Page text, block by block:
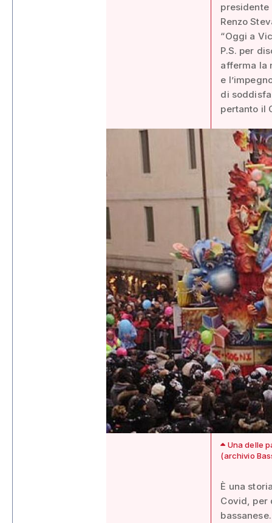
presidente
Renzo
“Oggi a
P.S. per
afferma la
e
di
pertanto il
Una delle
(archivio
È una
Covid, per
bassanese.